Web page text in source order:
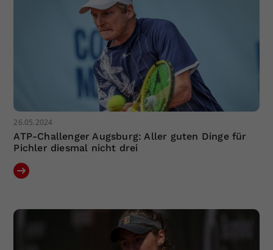
26.05.2024
ATP-Challenger Augsburg: Aller guten Dinge für
Pichler diesmal nicht drei